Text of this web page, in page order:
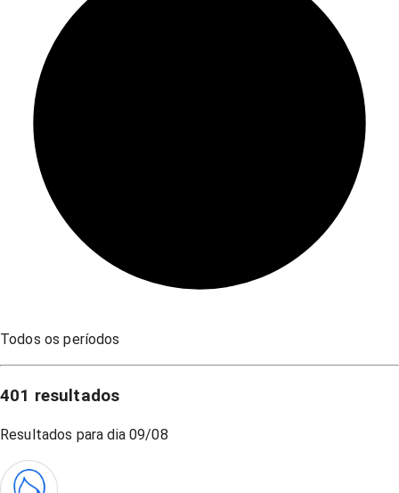
Todos os períodos
401 resultados
Resultados para dia 09/08